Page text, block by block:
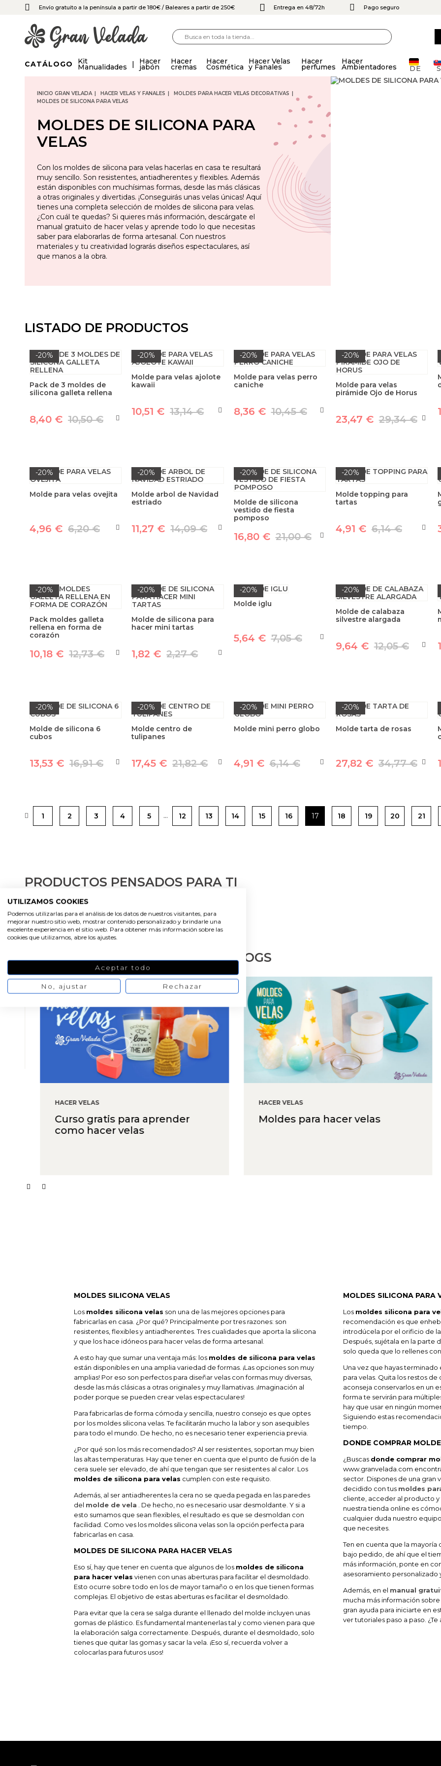
Envío gratuito a la península a partir de 180€ / Baleares a partir de 250€ Entrega en 48/72h Pago seguro
CATÁLOGO Kit
Manualidades
Hacer
jabón
Hacer
cremas
Hacer
Cosmética
Hacer Velas
y Fanales
Hacer
perfumes
Hacer
Ambientadores DE
INICIO GRAN VELADA HACER VELAS Y FANALES
MOLDES PARA HACER VELAS DECORATIVAS
MOLDES DE SILICONA PARA VELAS
MOLDES DE SILICONA PARA
VELAS
Con los moldes de silicona para velas hacerlas en casa te resultará
muy sencillo. Son resistentes, antiadherentes y flexibles. Además
están disponibles con muchísimas formas, desde las más clásicas
a otras originales y divertidas. ¡Conseguirás unas velas únicas! Aquí
tienes una completa selección de moldes de silicona para velas.
¿Con cuál te quedas? Si quieres más información, descárgate el
manual gratuito de hacer velas y aprende todo lo que necesitas
saber para elaborarlas de forma artesanal. Con nuestros
materiales y tu creatividad lograrás diseños espectaculares, así
que manos a la obra.
LISTADO DE PRODUCTOS
-20%
Pack de 3 moldes de
silicona galleta rellena
8,40 € 10,50 €
-20%
Molde para velas ajolote
kawaii
10,51 € 13,14 €
-20%
Molde para velas perro
caniche
8,36 € 10,45 €
-20%
Molde para velas
pirámide Ojo de Horus
23,47 € 29,34 €
-20%
Molde para velas ovejita
4,96 € 6,20 €
-20%
Molde arbol de Navidad
estriado
11,27 € 14,09 €
-20%
Molde de silicona
vestido de fiesta
pomposo
16,80 € 21,00 €
-20%
Molde topping para
tartas
4,91 € 6,14 €
-20%
Pack moldes galleta
rellena en forma de
corazón
10,18 € 12,73 €
-20%
Molde de silicona para
hacer mini tartas
1,82 € 2,27 €
-20%
Molde iglu
5,64 € 7,05 €
-20%
Molde de calabaza
silvestre alargada
9,64 € 12,05 €
-20%
Molde de silicona 6
cubos
13,53 € 16,91 €
-20%
Molde centro de
tulipanes
17,45 € 21,82 €
-20%
Molde mini perro globo
4,91 € 6,14 €
-20%
Molde tarta de rosas
27,82 € 34,77 €
1 2 3 4 5 … 12 13 14 15 16 17 18 19 20 21
PRODUCTOS PENSADOS PARA TI
ÚLTIMOS POSTS DE NUESTROS BLOGS
HACER VELAS
Curso gratis para aprender
como hacer velas
HACER VELAS
Moldes para hacer velas
MOLDES SILICONA VELAS
Los moldes silicona velas son una de las mejores opciones para
fabricarlas en casa. ¿Por qué? Principalmente por tres razones: son
resistentes, flexibles y antiadherentes. Tres cualidades que aporta la silicona
y que los hace idóneos para hacer velas de forma artesanal.
A esto hay que sumar una ventaja más: los moldes de silicona para velas
están disponibles en una amplia variedad de formas. ¡Las opciones son muy
amplias! Por eso son perfectos para diseñar velas con formas muy diversas,
desde las más clásicas a otras originales y muy llamativas. ¡Imaginación al
poder porque se pueden crear velas espectaculares!
Para fabricarlas de forma cómoda y sencilla, nuestro consejo es que optes
por los moldes silicona velas. Te facilitarán mucho la labor y son asequibles
para todo el mundo. De hecho, no es necesario tener experiencia previa.
¿Por qué son los más recomendados? Al ser resistentes, soportan muy bien
las altas temperaturas. Hay que tener en cuenta que el punto de fusión de la
cera suele ser elevado, de ahí que tengan que ser resistentes al calor. Los
moldes de silicona para velas cumplen con este requisito.
Además, al ser antiadherentes la cera no se queda pegada en las paredes
del molde de vela . De hecho, no es necesario usar desmoldante. Y si a
esto sumamos que sean flexibles, el resultado es que se desmoldan con
facilidad. Como ves los moldes silicona velas son la opción perfecta para
fabricarlas en casa.
MOLDES DE SILICONA PARA HACER VELAS
Eso sí, hay que tener en cuenta que algunos de los moldes de silicona
para hacer velas vienen con unas aberturas para facilitar el desmoldado.
Esto ocurre sobre todo en los de mayor tamaño o en los que tienen formas
complejas. El objetivo de estas aberturas es facilitar el desmoldado.
Para evitar que la cera se salga durante el llenado del molde incluyen unas
gomas de plástico. Es fundamental mantenerlas tal y como vienen para que
la elaboración salga correctamente. Después, durante el desmoldado, solo
tienes que quitar las gomas y sacar la vela. ¡Eso sí, recuerda volver a
colocarlas para futuros usos!
MOLDES SILICONA PARA
Los moldes silicona para
recomendación es que
introdúcela por el orificio de
Después, sujétala en la parte
solo queda que lo rellenes
Una vez que hayas
para velas. Quita los restos
aconseja conservarlos en un
forma te servirán para
hay que usar en ningún
Siguiendo estas
tiempo.
DONDE COMPRAR
¿Buscas donde comprar
www.granvelada.com
sector. Dispones de una gran
decidido con tus moldes
cliente, acceder al producto
nuestra tienda online es
cualquier duda nuestro
que necesites.
Ten en cuenta que la mayoría
bajo pedido, de ahí que el
más información, ponte en
asesoramiento
Además, en el manual
mucha más información sobre
gran ayuda para iniciarte en
ver tutoriales paso a paso.
UTILIZAMOS COOKIES
Podemos utilizarlas para el análisis de los datos de nuestros visitantes, para
mejorar nuestro sitio web, mostrar contenido personalizado y brindarle una
excelente experiencia en el sitio web. Para obtener más información sobre las
cookies que utilizamos, abre los ajustes.
Aceptar todo
No, ajustar Rechazar